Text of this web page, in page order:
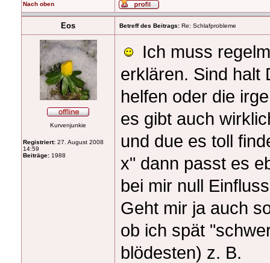
Nach oben
Eos Betreff des Beitrags: Re: Schlafprobleme
Kurvenjunkie
Registriert: 27. August 2008
14:59
Beiträge: 1988
Ich muss
erklären. Sind halt
helfen oder die
es gibt auch
und due es toll
x" dann passt es
bei mir null
Geht mir ja auch
ob ich spät
blödesten) z. B.